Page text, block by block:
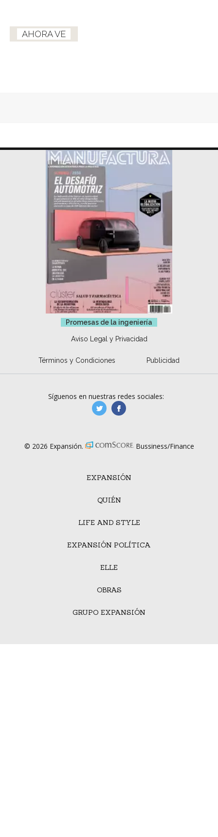
AHORA VE
Promesas de la ingeniería
Aviso Legal y Privacidad
Términos y Condiciones Publicidad
EXPANSIÓN
QUIÉN
LIFE AND STYLE
EXPANSIÓN POLÍTICA
ELLE
OBRAS
GRUPO EXPANSIÓN
Síguenos en nuestras redes sociales:
manufacturaGE
© 2026 Expansión. Bussiness/Finance